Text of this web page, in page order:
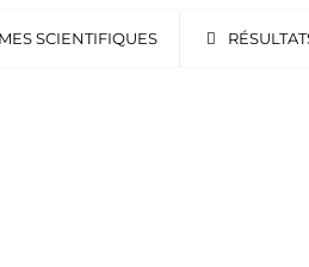
SCIENTIFIQUES